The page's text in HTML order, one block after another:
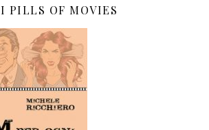
PILLS OF MOVIES